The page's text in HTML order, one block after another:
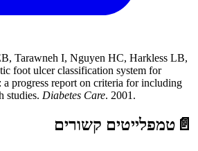
Tarawneh I, Nguyen HC, Harkless LB,
foot ulcer classification system for
a progress report on criteria for including
studies. Diabetes Care. 2001 .
📄 טמפלייטים קשורים